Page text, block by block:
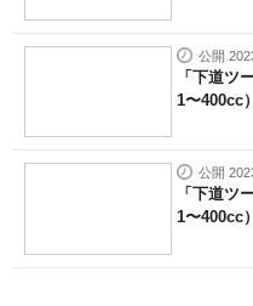
公開
「下道ツ
1〜400cc
公開
「下道ツ
1〜400cc